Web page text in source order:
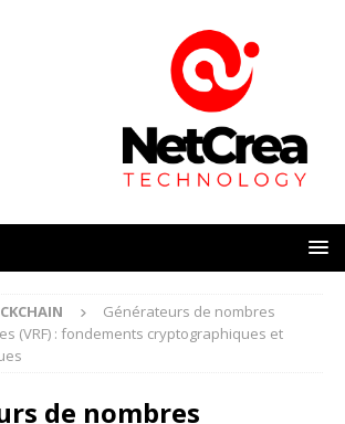
Générateurs de nombres
(VRF) : fondements cryptographiques et
de nombres